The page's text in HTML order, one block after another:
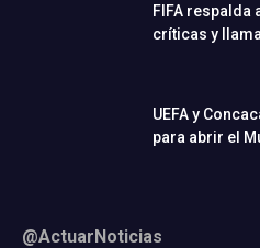
FIFA respalda
críticas y
UEFA y
para abrir el
@ActuarNoticias